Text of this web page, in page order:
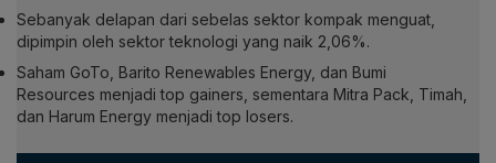
Sebanyak delapan dari sebelas sektor kompak menguat,
dipimpin oleh sektor teknologi yang naik 2,06%.
Saham GoTo, Barito Renewables Energy, dan Bumi
Resources menjadi top gainers, sementara Mitra Pack, Timah,
dan Harum Energy menjadi top losers.